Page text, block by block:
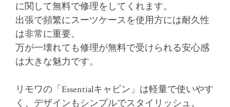
に関して無料で修理をしてくれます。
出張で頻繁にスーツケースを使用方には耐久性
は非常に重要。
万が一壊れても修理が無料で受けられる安心感
は大きな魅力です。
リモワの「Essentialキャビン」は軽量で使いやす
く、デザインもシンプルでスタイリッシュ。